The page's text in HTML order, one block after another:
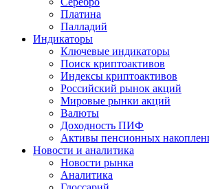
Платина
Палладий
Индикаторы
Ключевые индикаторы
Поиск криптоактивов
Индексы криптоактивов
Российский рынок акций
Мировые рынки акций
Валюты
Доходность ПИФ
Активы пенсионных
Новости и аналитика
Новости рынка
Аналитика